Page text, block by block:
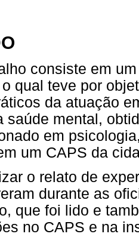
consiste em
qual teve por
da atuação
saúde mental,
em
um CAPS da
o relato de
durante as
que foi lido e
no CAPS e na